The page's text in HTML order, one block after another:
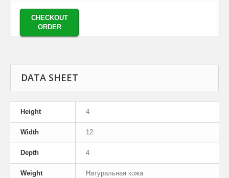
CHECKOUT
ORDER
DATA SHEET
Height 4
Width 12
Depth 4
Weight Натуральная кожа